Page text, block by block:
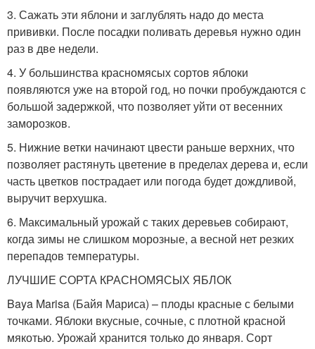
3. Сажать эти яблони и заглублять надо до места
прививки. После посадки поливать деревья нужно один
раз в две недели.
4. У большинства красномясых сортов яблоки
появляются уже на второй год, но почки пробуждаются с
большой задержкой, что позволяет уйти от весенних
заморозков.
5. Нижние ветки начинают цвести раньше верхних, что
позволяет растянуть цветение в пределах дерева и, если
часть цветков пострадает или погода будет дождливой,
выручит верхушка.
6. Максимальный урожай с таких деревьев собирают,
когда зимы не слишком морозные, а весной нет резких
перепадов температуры.
ЛУЧШИЕ СОРТА КРАСНОМЯСЫХ ЯБЛОК
Baya Marisa (Байя Мариса) – плоды красные с белыми
точками. Яблоки вкусные, сочные, с плотной красной
мякотью. Урожай хранится только до января. Сорт